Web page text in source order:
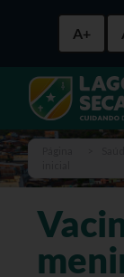
A+